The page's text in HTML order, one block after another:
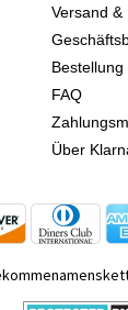
Versand &
FAQ
Über